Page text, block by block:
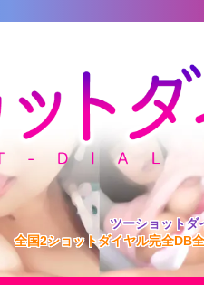
ツーショッ
ツーショットダ
全国2ショットダイヤル完全DB